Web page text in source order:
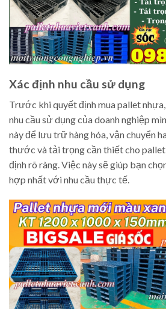
Xác định nhu cầu sử dụng
Trước khi quyết định mua pallet
nhu cầu sử dụng của doanh nghiệp
này để lưu trữ hàng hóa, vận chuyển
thước và tải trọng cần thiết cho
định rõ ràng. Việc này sẽ giúp bạn
hợp nhất với nhu cầu thực tế.